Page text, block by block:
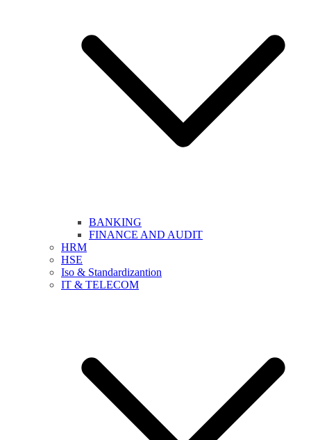
BANKING
FINANCE AND AUDIT
HRM
HSE
Iso & Standardizantion
IT & TELECOM